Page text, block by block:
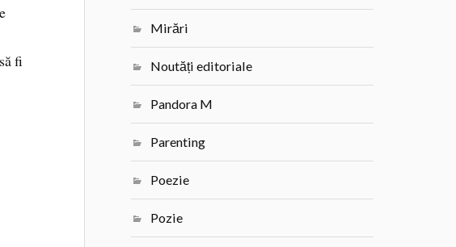
fi
Mirări
Noutăți editoriale
Pandora M
Parenting
Poezie
Pozie